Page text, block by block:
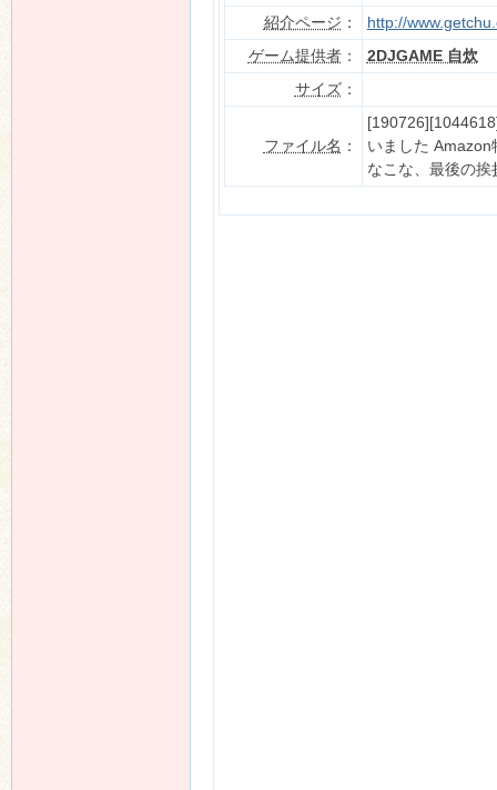
紹介ページ ：
http://
ゲーム提供者：
2DJGAME 自炊
サイズ：
ファイル名 ：
いました
なこな、最後の